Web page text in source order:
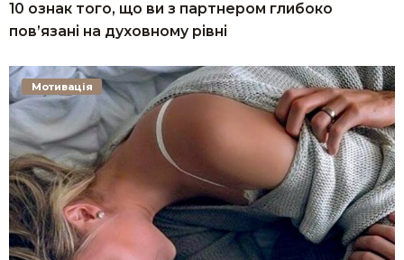
10 ознак того, що ви з партнером глибоко
пов’язані на духовному рівні
Мотивація